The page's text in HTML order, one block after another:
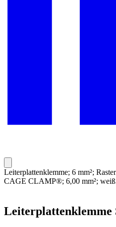
Leiterplattenklemme; 6 mm²;
CAGE CLAMP®; 6,00 mm²; weiß
Leiterplattenklemme